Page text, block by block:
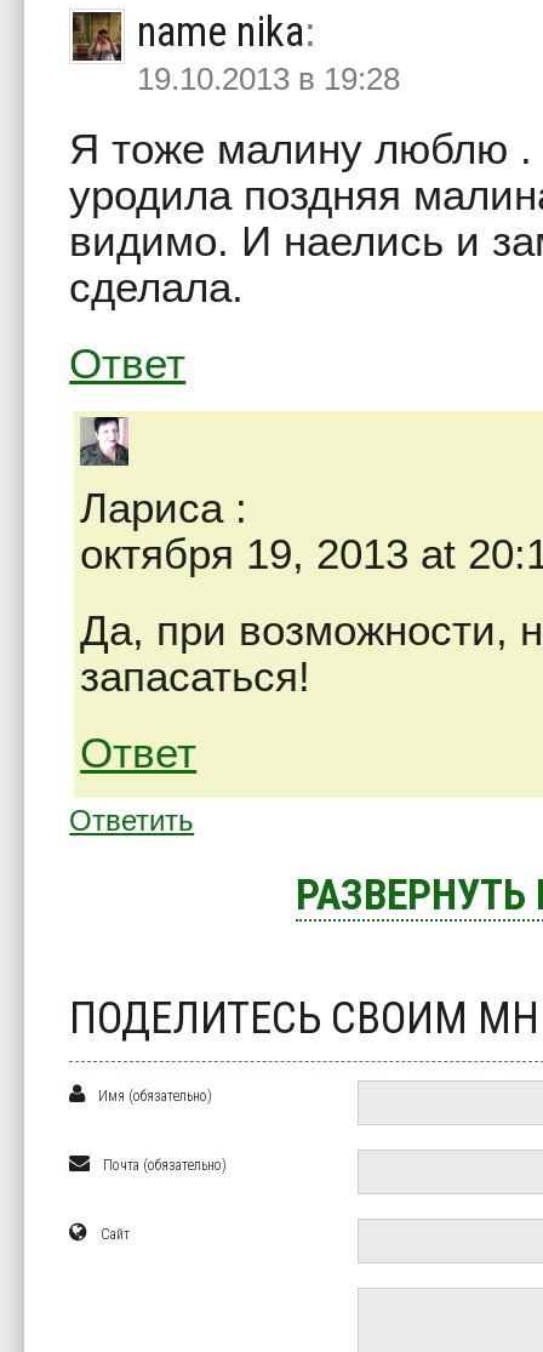
name nika:
19.10.2013 в 19:28
Я тоже малину люблю .
уродила поздняя
видимо. И наелись и
сделала.
Ответ
Лариса:
октября 19, 2013 at
Да, при возможности,
запасаться!
Ответ
Ответить
ПОДЕЛИТЕСЬ СВОИМ
Имя (обязательно)
Почта (обязательно)
Сайт